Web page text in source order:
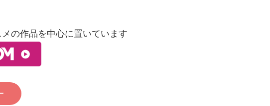
の作品を中心に置いています